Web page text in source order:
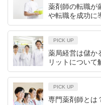
薬剤師の転職が
や転職を成功に
PICK UP
薬局経営は儲か
リットについて
PICK UP
専門薬剤師とは